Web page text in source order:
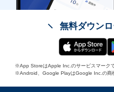
無料ダウン
※App StoreはApple Inc.のサービスマークで
※Android、Google PlayはGoogle Inc.の商